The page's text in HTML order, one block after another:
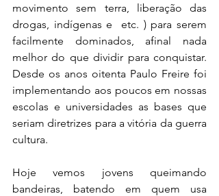
movimento sem terra, liberação das
drogas, indígenas e  etc. ) para serem
facilmente dominados, afinal nada
melhor do que dividir para conquistar.
Desde os anos oitenta Paulo Freire foi
implementando aos poucos em nossas
escolas e universidades as bases que
seriam diretrizes para a vitória da guerra
cultura.
Hoje vemos jovens queimando
bandeiras, batendo em quem usa